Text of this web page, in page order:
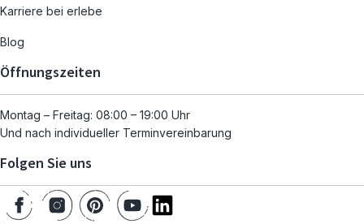
Karriere bei erlebe
Blog
Öffnungszeiten
Montag – Freitag: 08:00 – 19:00 Uhr
Und nach individueller Terminvereinbarung
Folgen Sie uns